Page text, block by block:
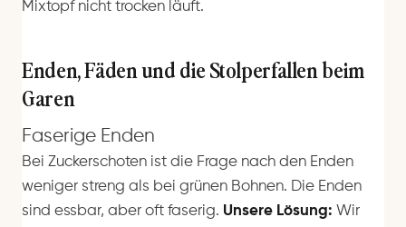
Mixtopf nicht trocken läuft.
Enden, Fäden und die Stolperfallen beim
Garen
Faserige Enden
Bei Zuckerschoten ist die Frage nach den Enden
weniger streng als bei grünen Bohnen. Die Enden
sind essbar, aber oft faserig. Unsere Lösung: Wir